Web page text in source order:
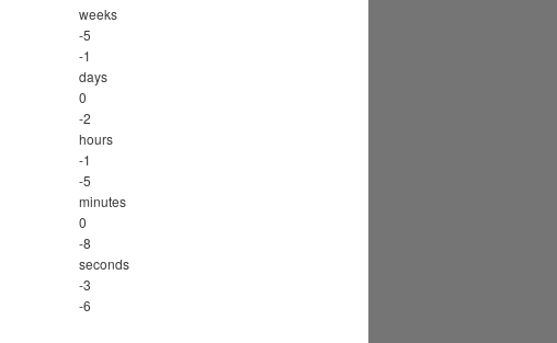
weeks
-5
-1
days
0
-2
hours
-1
-5
minutes
0
-8
seconds
-3
-6